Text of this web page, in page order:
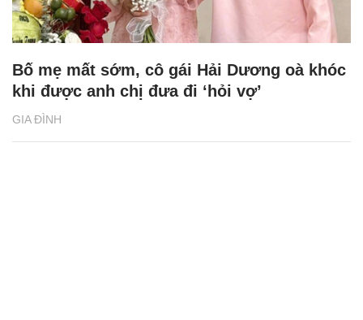
GIA ĐÌNH
Bố mẹ mất sớm, cô gái Hải Dương oà khóc
khi được anh chị đưa đi ‘hỏi vợ’